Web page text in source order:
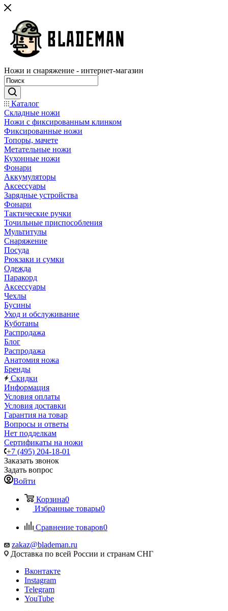
Ножи и снаряжение - интернет-магазин
Каталог
Складные ножи
Ножи с фиксированным клинком
Фиксированные ножи
Топоры, мачете
Метательные ножи
Кухонные ножи
Фонари
Аккумуляторы
Аксессуары
Зарядные устройства
Фонари
Тактические ручки
Точильные приспособления
Мультитулы
Снаряжение
Посуда
Рюкзаки и сумки
Одежда
Паракорд
Аксессуары
Чехлы
Бусины
Уход и обслуживание
Куботаны
Распродажа
Блог
Распродажа
Анатомия ножа
Бренды
Скидки
Информация
Условия оплаты
Условия доставки
Гарантия на товар
Вопросы и ответы
Нет подделкам
Сертификаты на ножи
+7 (495) 204-18-01
Заказать звонок
Задать вопрос
Войти
Корзина0
Избранные товары0
Сравнение товаров0
zakaz@blademan.ru
Доставка по всей России и странам СНГ
Вконтакте
Instagram
Telegram
YouTube